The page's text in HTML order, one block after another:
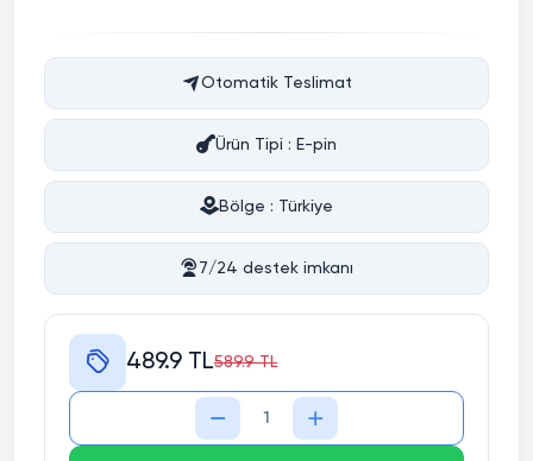
Otomatik Teslimat
Ürün Tipi : E-pin
Bölge : Türkiye
7/24 destek imkanı
489.9 TL589.9 TL